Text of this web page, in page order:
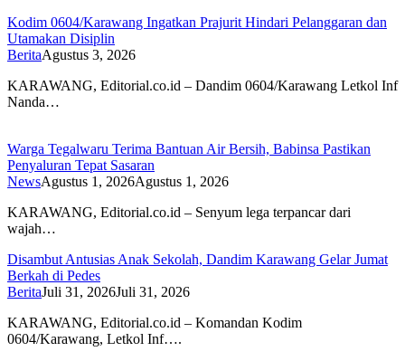
Kodim 0604/Karawang Ingatkan Prajurit Hindari Pelanggaran dan
Utamakan Disiplin
BeritaAgustus 3, 2026
KARAWANG, Editorial.co.id – Dandim 0604/Karawang Letkol Inf
Nanda…
Warga Tegalwaru Terima Bantuan Air Bersih, Babinsa Pastikan
Penyaluran Tepat Sasaran
NewsAgustus 1, 2026Agustus 1, 2026
KARAWANG, Editorial.co.id – Senyum lega terpancar dari
wajah…
Disambut Antusias Anak Sekolah, Dandim Karawang Gelar Jumat
Berkah di Pedes
BeritaJuli 31, 2026Juli 31, 2026
KARAWANG, Editorial.co.id – Komandan Kodim
0604/Karawang, Letkol Inf….